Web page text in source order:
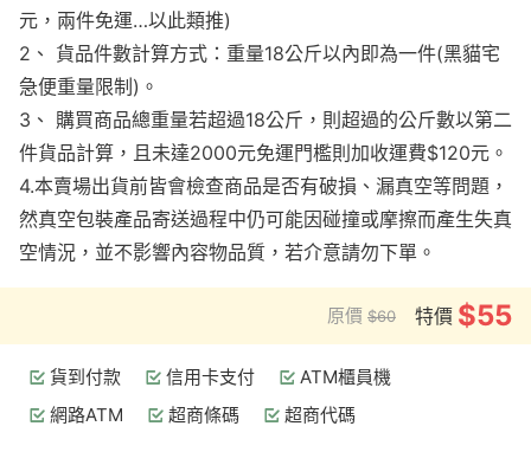
元，兩件免運…以此類推)
2、 貨品件數計算方式：重量18公斤以內即為一件(黑貓宅
急便重量限制)。
3、 購買商品總重量若超過18公斤，則超過的公斤數以第二
件貨品計算，且未達2000元免運門檻則加收運費$120元。
4.本賣場出貨前皆會檢查商品是否有破損、漏真空等問題，
然真空包裝產品寄送過程中仍可能因碰撞或摩擦而產生失真
空情況，並不影響內容物品質，若介意請勿下單。
原價 $60 特價 $55
貨到付款 信用卡支付
ATM櫃員機
網路ATM
超商條碼 超商代碼